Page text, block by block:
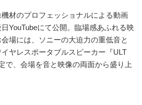
材のプロフェッショナルによる動画
YouTubeにて公開。臨場感あふれる映
場には、ソニーの大迫力の重低音と
ヤレスポータブルスピーカー『ULT
で、会場を音と映像の両面から盛り上